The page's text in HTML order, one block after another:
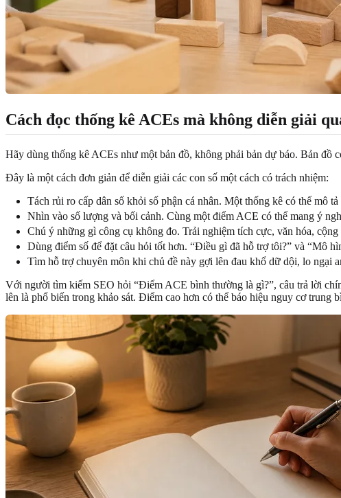
Cách đọc thống kê ACEs mà không diễn giải
Hãy dùng thống kê ACEs như một bản đồ, không phải bản dự báo. Bản đồ
Đây là một cách đơn giản để diễn giải các con số một cách có trách nhiệm:
Tách rủi ro cấp dân số khỏi số phận cá nhân. Một thống kê có thể mô
Nhìn vào số lượng và bối cảnh. Cùng một điểm ACE có thể mang ý
Chú ý những gì công cụ không đo. Trải nghiệm tích cực, văn hóa,
Dùng điểm số để đặt câu hỏi tốt hơn. “Điều gì đã hỗ trợ tôi?” và “Mô
Tìm hỗ trợ chuyên môn khi chủ đề này gợi lên đau khổ dữ dội, lo ngại
Với người tìm kiếm SEO hỏi “Điểm ACE bình thường là gì?”, câu trả lời
lên là phổ biến trong khảo sát. Điểm cao hơn có thể báo hiệu nguy cơ